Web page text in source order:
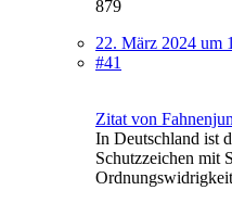
879
22. März 2024 um
#41
Zitat von
In Deutschland ist
Schutzzeichen mit